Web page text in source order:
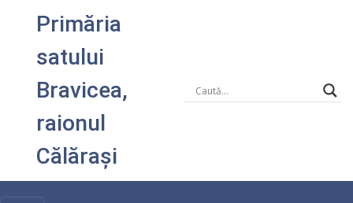
Primăria
satului
Bravicea,
raionul
Călărași